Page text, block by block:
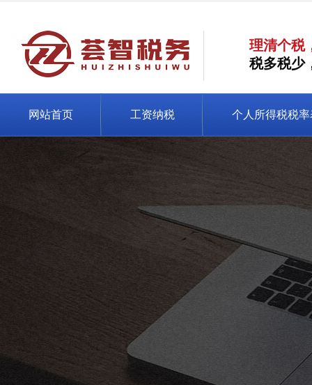
理清个税
税多税少
网站首页 工资纳税 个人所得税税率